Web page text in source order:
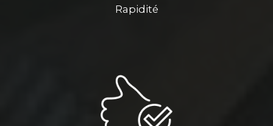
Rapidité